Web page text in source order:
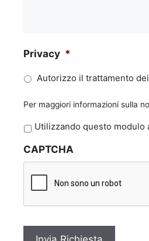
Privacy *
Autorizzo il trattamento
Per maggiori informazioni sulla
P
i
v
y
Utilizzando questo modulo
CAPTCHA